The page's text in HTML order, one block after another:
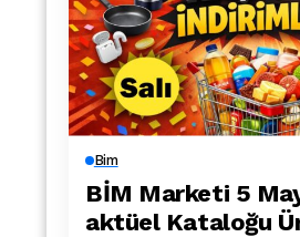
Bim
BİM Marketi 5
aktüel Kataloğu